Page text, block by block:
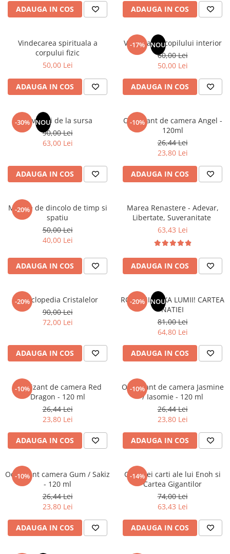
SelfConnect
Vindecare Spirituala
Sanatate
Gastronomik
MedConnect
Medicina & Farmacie
Medicina Pentru Toti
SealfHealing
Sport
Terapii Alternative
AudioBook
Beletristica
Carti erotice
Adult
Crime, Thriller, Mistery
Literatura Romana
Literatura Universala
Poezie
Romane de dragoste, Carti
romantice
Senzatii/Dragoste
Senzatii/Erotic
Senzatii/Suspans
Senzatii/Thriller
SF & Fantasy
Teatru
Teens Book Club
Birotica & Papetarie
ADAUGA IN COS ADAUGA IN COS
Vindecarea spirituala a
corpului fizic
50,00 Lei
ADAUGA IN COS
-17% NOU
Vindecarea copilului interior
60,00 Lei
50,00 Lei
ADAUGA IN COS
-30% NOU
Revelatii de la sursa
90,00 Lei
63,00 Lei
ADAUGA IN COS
-10%
Odorizant de camera Angel -
120ml
26,44 Lei
23,80 Lei
ADAUGA IN COS
-20%
Mesaje de dincolo de timp si
spatiu
50,00 Lei
40,00 Lei
ADAUGA IN COS
Marea Renastere - Adevar,
Libertate, Suveranitate
63,43 Lei
ADAUGA IN COS
-20%
Enciclopedia Cristalelor
90,00 Lei
72,00 Lei
ADAUGA IN COS
-20% NOU
ROMANIA, AXA LUMII! CARTEA
NATIEI
81,00 Lei
64,80 Lei
ADAUGA IN COS
-10%
Odorizant de camera Red
Dragon - 120 ml
26,44 Lei
23,80 Lei
ADAUGA IN COS
-10%
Odorizant de camera Jasmine
/ Iasomie - 120 ml
26,44 Lei
23,80 Lei
ADAUGA IN COS
-10%
Odorizant camera Gum / Sakiz
- 120 ml
26,44 Lei
23,80 Lei
ADAUGA IN COS
-14%
Cele trei carti ale lui Enoh si
Cartea Gigantilor
74,00 Lei
63,43 Lei
ADAUGA IN COS